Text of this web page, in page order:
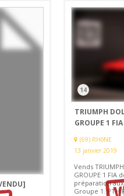
14
TRIUMPH
GROUPE 1
(69) RHôNE
13 janvier 2019
Vends
GROUPE 1 FIA
préparation
Groupe 1. PTH